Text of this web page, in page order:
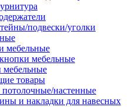
подвески/уголки
мебельные
мебельные
мебельные
товары
настенные
и накладки для навесных